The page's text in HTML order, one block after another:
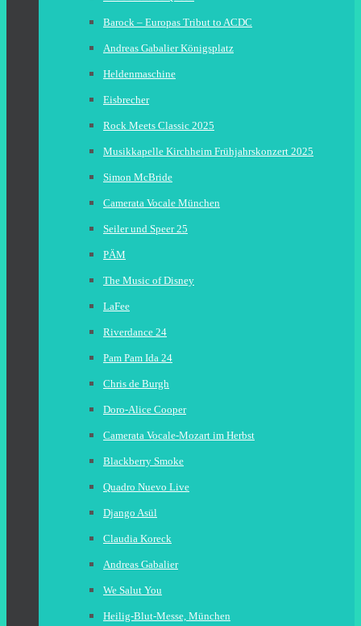
Barock – Europas Tribut to ACDC
Andreas Gabalier Königsplatz
Heldenmaschine
Eisbrecher
Rock Meets Classic 2025
Musikkapelle Kirchheim Frühjahrskonzert 2025
Simon McBride
Camerata Vocale München
Seiler und Speer 25
PÄM
The Music of Disney
LaFee
Riverdance 24
Pam Pam Ida 24
Chris de Burgh
Doro-Alice Cooper
Camerata Vocale-Mozart im Herbst
Blackberry Smoke
Quadro Nuevo Live
Django Asül
Claudia Koreck
Andreas Gabalier
We Salut You
Heilig-Blut-Messe, München